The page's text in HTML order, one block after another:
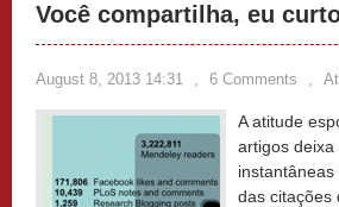
Você compartilha, eu
August 8, 2013 14:31 , 6 Comments ,
A atitude
artigos
das citações